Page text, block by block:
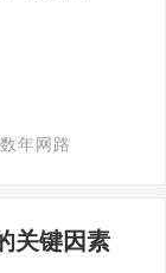
年网路
关键因素